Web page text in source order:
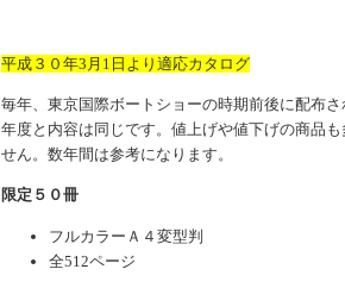
平成３０年3月1日より適応カタログ
毎年、東京国際ボートショーの時期前後に配布
年度と内容は同じです。値上げや値下げの商品
せん。数年間は参考になります。
限定５０冊
フルカラーＡ４変型判
全512ページ